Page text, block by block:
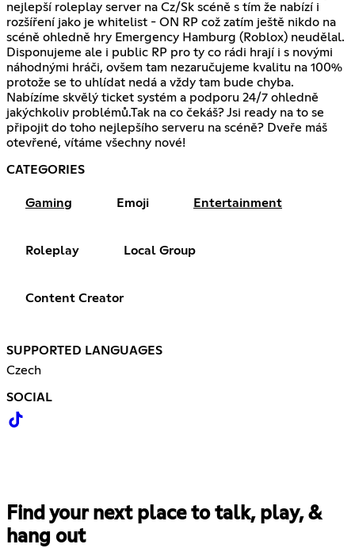
nejlepší roleplay server na Cz/Sk scéně s tím že nabízí i
rozšíření jako je whitelist - ON RP což zatím ještě nikdo na
scéně ohledně hry Emergency Hamburg (Roblox) neudělal.
Disponujeme ale i public RP pro ty co rádi hrají i s novými
náhodnými hráči, ovšem tam nezaručujeme kvalitu na 100%
protože se to uhlídat nedá a vždy tam bude chyba.
Nabízíme skvělý ticket systém a podporu 24/7 ohledně
jakýchkoliv problémů.Tak na co čekáš? Jsi ready na to se
připojit do toho nejlepšího serveru na scéně? Dveře máš
otevřené, vítáme všechny nové!
CATEGORIES
Gaming Emoji Entertainment
Roleplay Local Group
Content Creator
SUPPORTED LANGUAGES
Czech
SOCIAL
Find your next place to talk, play, &
hang out